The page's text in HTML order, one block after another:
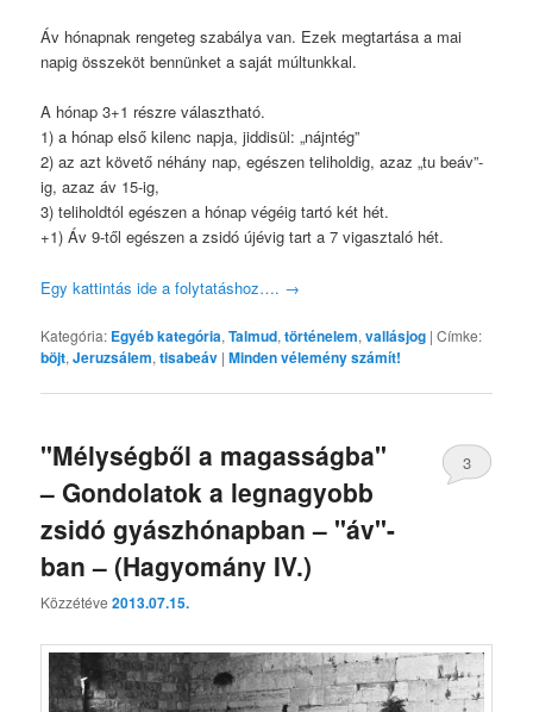
Áv hónapnak rengeteg szabálya van. Ezek megtartása a mai
napig összeköt bennünket a saját múltunkkal.
A hónap 3+1 részre választható.
1) a hónap első kilenc napja, jiddisül: „nájntég”
2) az azt követő néhány nap, egészen teliholdig, azaz „tu beáv”-
ig, azaz áv 15-ig,
3) teliholdtól egészen a hónap végéig tartó két hét.
+1) Áv 9-től egészen a zsidó újévig tart a 7 vigasztaló hét.
Egy kattintás ide a folytatáshoz…. →
Kategória: Egyéb kategória,Talmud,történelem,vallásjog |Címke:
böjt,Jeruzsálem,tisabeáv |Minden vélemény számít!
"Mélységből a magasságba"
– Gondolatok a legnagyobb
zsidó gyászhónapban – "áv"-
ban – (Hagyomány IV.)
Közzétéve2013.07.15.
3